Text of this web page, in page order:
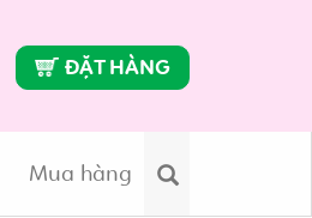
ĐẶT HÀNG
Mua hàng